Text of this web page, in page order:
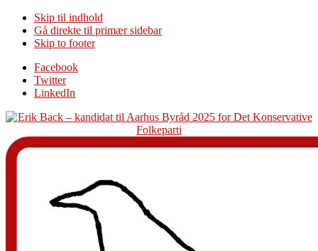
Skip til indhold
Gå direkte til primær sidebar
Skip to footer
Additional
menu
Facebook
Twitter
LinkedIn